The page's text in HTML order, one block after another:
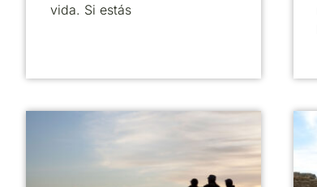
vida. Si estás